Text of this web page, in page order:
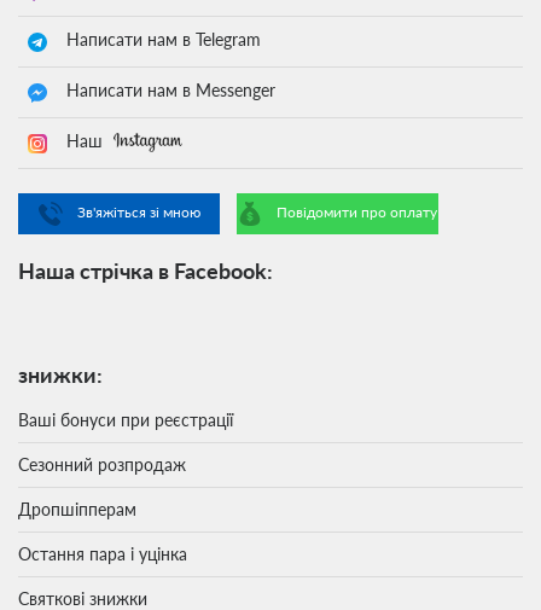
Написати нам в Telegram
Написати нам в Messenger
Наш
Зв'яжіться зі мною Повідомити про оплату
Наша стрічка в Facebook:
знижки:
Ваші бонуси при реєстрації
Сезонний розпродаж
Дропшіпперам
Остання пара і уцінка
Святкові знижки